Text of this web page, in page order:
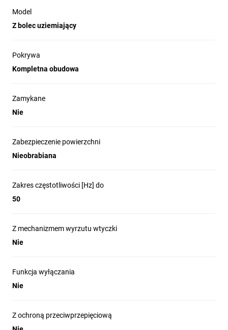
Model
Z bolec uziemiający
Pokrywa
Kompletna obudowa
Zamykane
Nie
Zabezpieczenie powierzchni
Nieobrabiana
Zakres częstotliwości [Hz] do
50
Z mechanizmem wyrzutu wtyczki
Nie
Funkcja wyłączania
Nie
Z ochroną przeciwprzepięciową